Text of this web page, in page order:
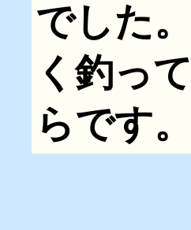
でした
く釣っ
らです。